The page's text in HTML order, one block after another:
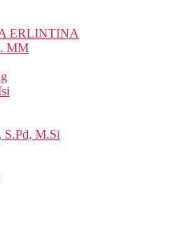
ERLINTINA
MM
M.Si